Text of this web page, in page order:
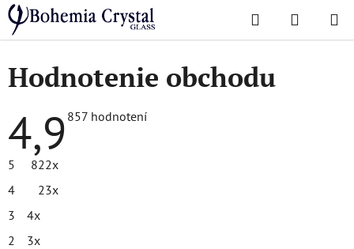
Prejsť
na
obsah
Hľadať
KOŠÍK
Domov
/ Hodnotenie obchodu
Hodnotenie obchodu
4,9 Priemerné
857 hodnotení
5
822x
4
23x
3
4x
2
3x